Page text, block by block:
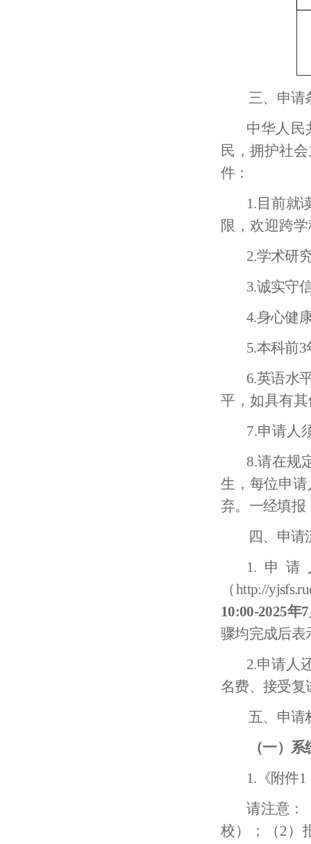
三、申请
中华人民
民，拥护社
件：
1.目前就
限，欢迎跨
2.学术研
3.诚实守
4.身心健
5.本科前3
6.英语水
平，如具有
7.申请人
8.请在规
生，每位申
弃。一经填报
四、申请
1. 申
（http://
10:00-2025年
骤均完成后表
2.申请人
名费、接受复
五、申请
（一）
1. 《附件
请注意：
校）；（2）